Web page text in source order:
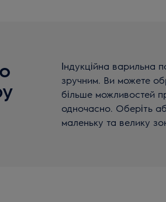
Індукційна варильна
зручним. Ви можете
більше можливостей
одночасно. Оберіть
маленьку та велику